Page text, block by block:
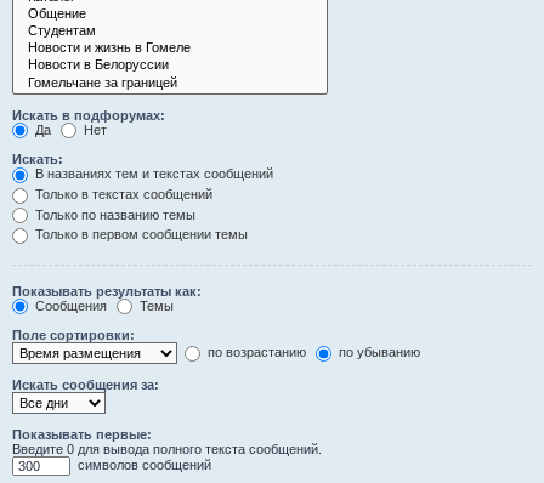
Искать в подфорумах:
Да
Нет
Искать:
В названиях тем и текстах сообщений
Только в текстах сообщений
Только по названию темы
Только в первом сообщении темы
Показывать результаты как:
Сообщения
Темы
Поле сортировки:
по возрастанию
по убыванию
Искать сообщения за:
Показывать первые:
Введите 0 для вывода полного текста сообщений.
символов сообщений